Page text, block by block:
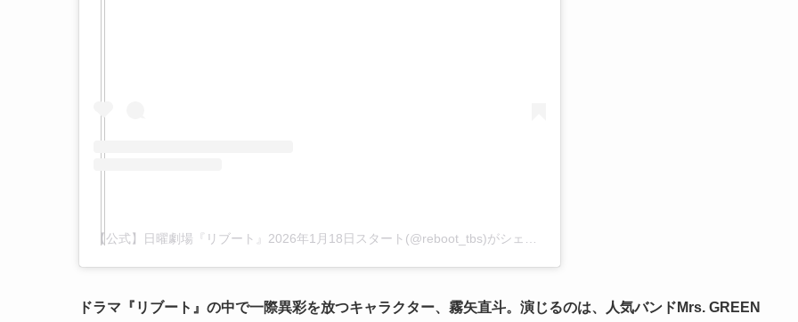
【公式】日曜劇場『リブート』2026年1月18日スタート(@reboot_tbs)がシェアした投稿
ドラマ『リブート』の中で一際異彩を放つキャラクター、霧矢直斗。演じるのは、人気バンドMrs. GREEN